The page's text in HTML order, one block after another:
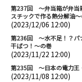
第237回 ～弁当箱が弁当
スチックで作る熱分解油
(2023/12/06 12:00)
第236回 ～水不足！？パ
干ばつ！～の巻
(2023/11/22 12:00)
第235回 ～日本の電力王
(2023/11/08 12:00)